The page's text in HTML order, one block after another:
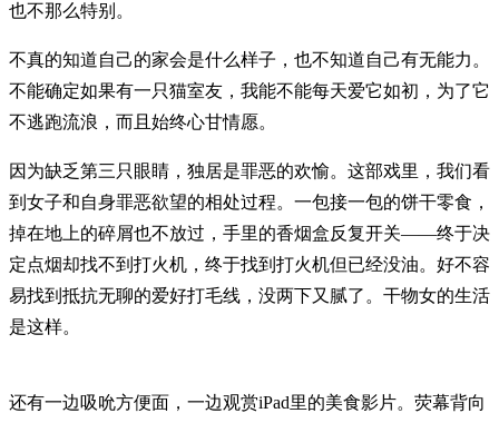
也不那么特别。
不真的知道自己的家会是什么样子，也不知道自己有无能力。
不能确定如果有一只猫室友，我能不能每天爱它如初，为了它
不逃跑流浪，而且始终心甘情愿。
因为缺乏第三只眼睛，独居是罪恶的欢愉。这部戏里，我们看
到女子和自身罪恶欲望的相处过程。一包接一包的饼干零食，
掉在地上的碎屑也不放过，手里的香烟盒反复开关——终于决
定点烟却找不到打火机，终于找到打火机但已经没油。好不容
易找到抵抗无聊的爱好打毛线，没两下又腻了。干物女的生活
是这样。
还有一边吸吮方便面，一边观赏iPad里的美食影片。荧幕背向